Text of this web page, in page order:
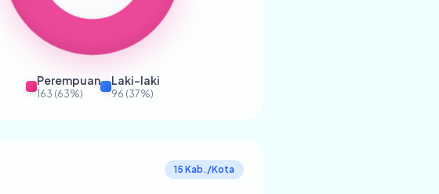
Perempuan
163 (63%)
Laki-laki
96 (37%)
15 Kab./Kota